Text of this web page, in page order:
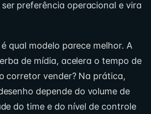
preferência operacional e vira
qual modelo parece melhor. A
de mídia, acelera o tempo de
corretor vender? Na prática,
depende do volume de
do time e do nível de controle